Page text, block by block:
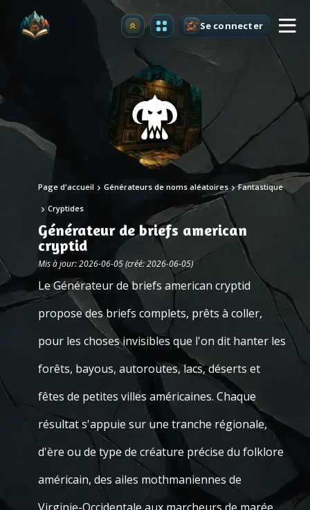
Premium Se connecter
Page d'accueil Générateurs de noms aléatoires Fantastique
Cryptides
Générateur de briefs american
cryptid
Mis à jour: 2026-06-05 (créé: 2026-06-05)
Le Générateur de briefs american cryptid
propose des briefs complets, prêts à coller,
pour les choses invisibles que l'on dit hanter les
forêts, bayous, autoroutes, lacs, déserts et
fêtes de petites villes américaines. Chaque
résultat s'appuie sur une tranche régionale,
d'ère ou de type de créature précise du folklore
américain, des ailes mothmaniennes de